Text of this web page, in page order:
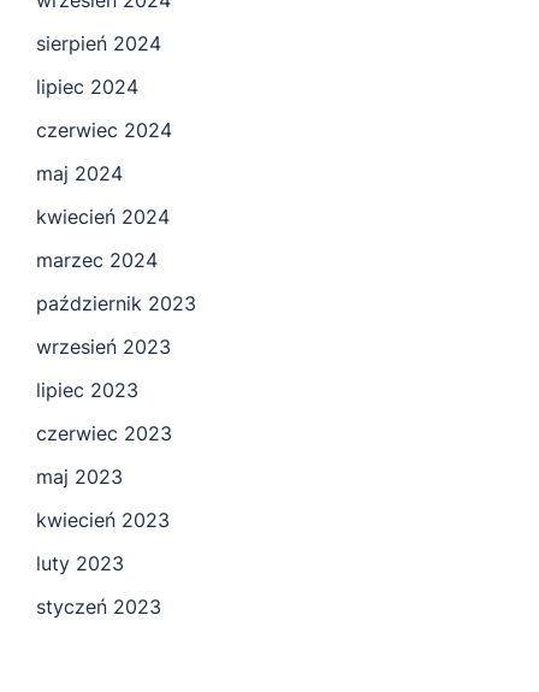
sierpień 2024
lipiec 2024
czerwiec 2024
maj 2024
kwiecień 2024
marzec 2024
październik 2023
wrzesień 2023
lipiec 2023
czerwiec 2023
maj 2023
kwiecień 2023
luty 2023
styczeń 2023